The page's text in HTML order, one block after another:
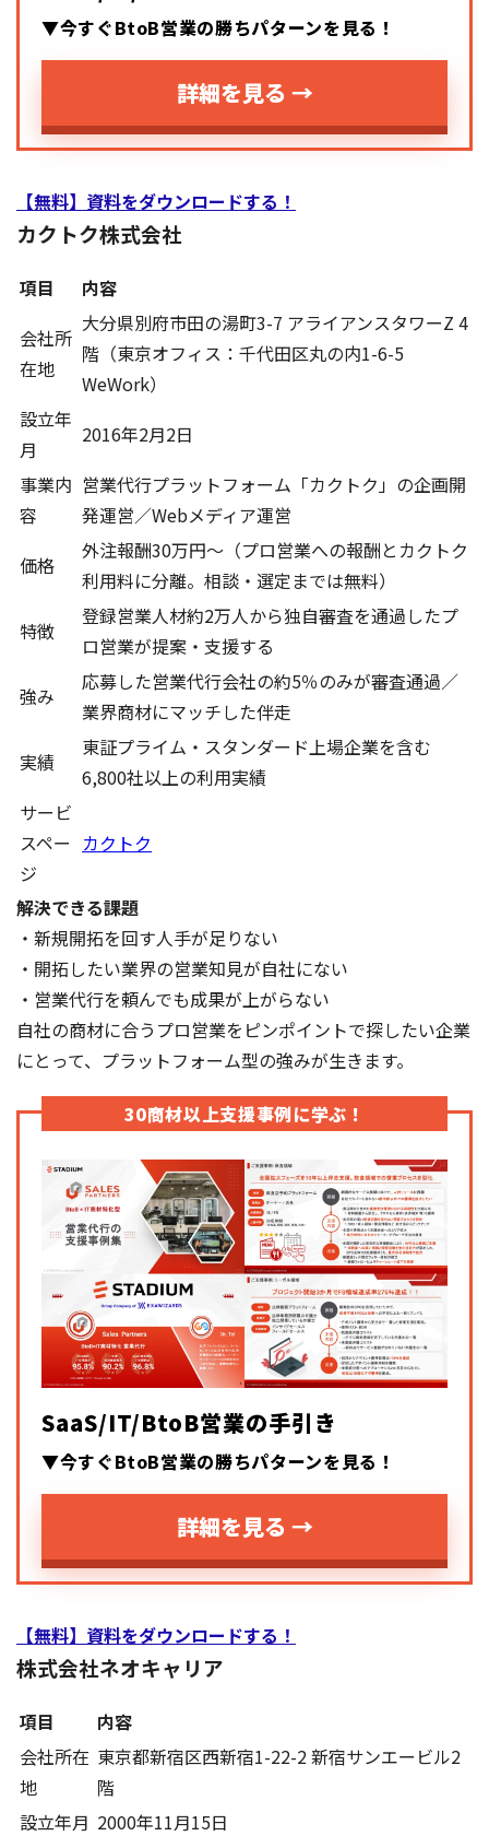
▼今すぐBtoB営業の勝ちパターンを見る！
詳細を見る →
【無料】資料をダウンロードする！
カクトク株式会社
項目
内容
会社所
在地
大分県別府市田の湯町3-7 アライアンスタワーZ 4
階（東京オフィス：千代田区丸の内1-6-5
WeWork）
設立年
月
2016年2月2日
事業内
容
営業代行プラットフォーム「カクトク」の企画開
発運営／Webメディア運営
価格
外注報酬30万円〜（プロ営業への報酬とカクトク
利用料に分離。相談・選定までは無料）
特徴
登録営業人材約2万人から独自審査を通過したプ
ロ営業が提案・支援する
強み
応募した営業代行会社の約5％のみが審査通過／
業界商材にマッチした伴走
実績
東証プライム・スタンダード上場企業を含む
6,800社以上の利用実績
サービ
スペー
ジ
カクトク
解決できる課題
・新規開拓を回す人手が足りない
・開拓したい業界の営業知見が自社にない
・営業代行を頼んでも成果が上がらない
自社の商材に合うプロ営業をピンポイントで探したい企業
にとって、プラットフォーム型の強みが生きます。
30商材以上支援事例に学ぶ！
SaaS/IT/BtoB営業の手引き
▼今すぐBtoB営業の勝ちパターンを見る！
詳細を見る →
【無料】資料をダウンロードする！
株式会社ネオキャリア
項目
内容
会社所在
地
東京都新宿区西新宿1-22-2 新宿サンエービル2
階
設立年月 2000年11月15日